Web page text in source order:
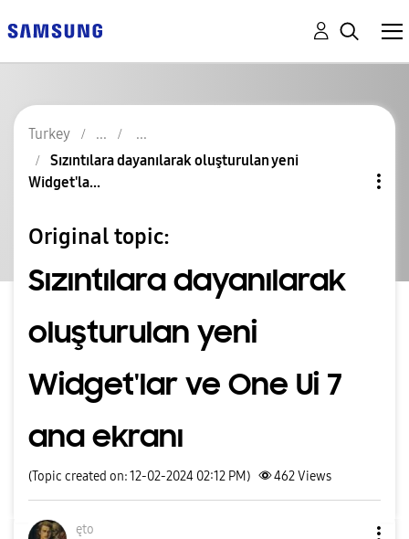
Turkey
Sızıntılara dayanılarak oluşturulan yeni
Widget'la...
Original topic:
Sızıntılara dayanılarak
oluşturulan yeni
Widget'lar ve One Ui 7
ana ekranı
(Topic created on: 12-02-2024 02:12 PM) 462Views
ęto